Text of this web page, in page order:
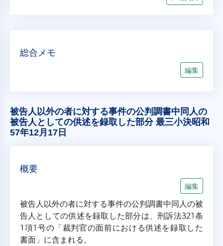
総合メモ
編集
被告人以外の者に対する事件の公判調書中同人の
被告人としての供述を録取した部分 最三小決昭和
57年12月17日
概要
編集
被告人以外の者に対する事件の公判調書中同人の被
告人としての供述を録取した部分は、刑訴法321条
1項1号の「裁判官の面前における供述を録取した
書面」に含まれる。